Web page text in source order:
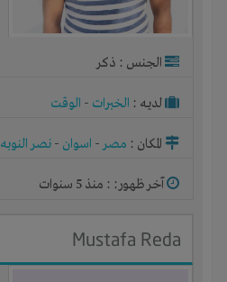
الجنس : ذكر
لديـه : الخبرات - الوقت
المكان : مصر- اسوان - نصر النوبه
آخر ظهور: : منذ 5 سنوات
Mustafa Reda